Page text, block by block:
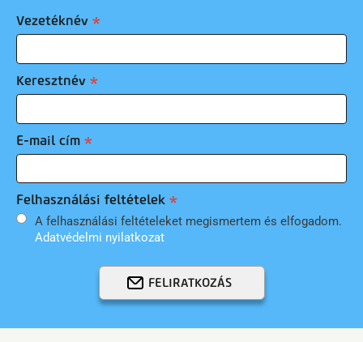
Vezetéknév
Keresztnév
E-mail cím
Felhasználási feltételek
A felhasználási feltételeket megismertem és elfogadom.
Adatvédelmi nyilatkozat
FELIRATKOZÁS